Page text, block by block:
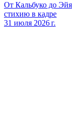
От Кальбуко до
стихию в кадре
31 июля 2026 г.